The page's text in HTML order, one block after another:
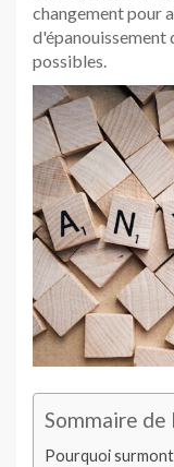
changement pour
d'épanouissement
possibles.
Sommaire de
Pourquoi